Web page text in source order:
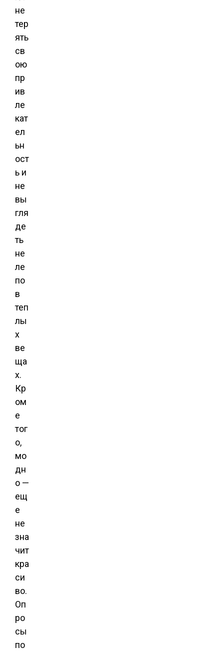
не
тер
ять
св
ою
пр
ив
ле
кат
ел
ьн
ост
ь и
не
вы
гля
де
ть
не
ле
по
в
теп
лы
х
ве
ща
х.
Кр
ом
е
тог
о,
мо
дн
о —
ещ
е
не
зна
чит
кра
си
во.
Оп
ро
сы
по